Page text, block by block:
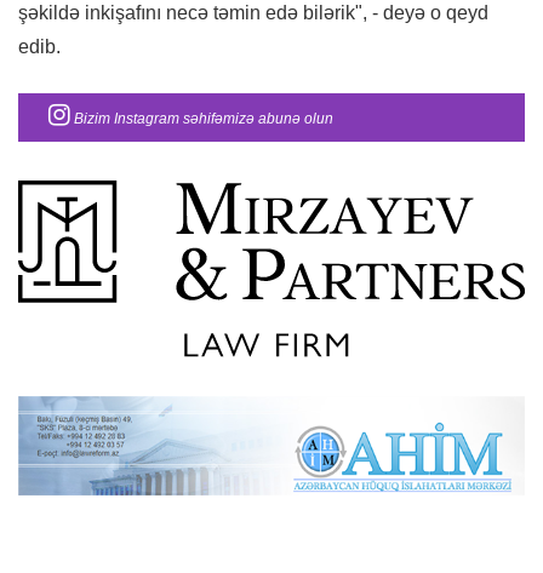
şəkildə inkişafını necə təmin edə bilərik", - deyə o qeyd
edib.
Bizim Instagram səhifəmizə abunə olun